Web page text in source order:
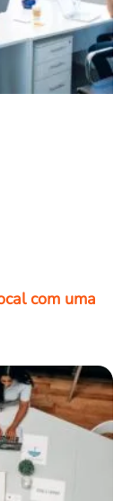
com uma